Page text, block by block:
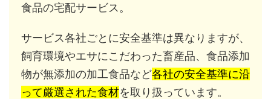
食品の宅配サービス。
サービス各社ごとに安全基準は異なりますが、
飼育環境やエサにこだわった畜産品、食品添加
物が無添加の加工食品など各社の安全基準に沿
って厳選された食材を取り扱っています。